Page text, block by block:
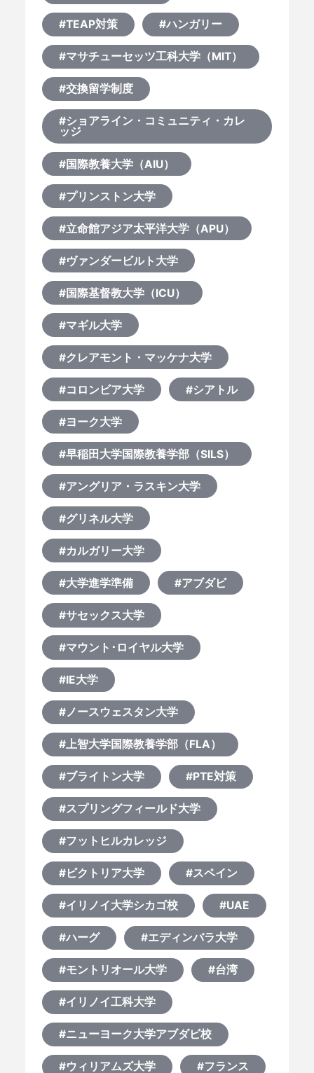
#TEAP対策 #ハンガリー
#マサチューセッツ工科大学（MIT）
#交換留学制度
#ショアライン・コミュニティ・カレ
ッジ
#国際教養大学（AIU）
#プリンストン大学
#立命館アジア太平洋大学（APU）
#ヴァンダービルト大学
#国際基督教大学（ICU）
#マギル大学
#クレアモント・マッケナ大学
#コロンビア大学 #シアトル
#ヨーク大学
#早稲田大学国際教養学部（SILS）
#アングリア・ラスキン大学
#グリネル大学
#カルガリー大学
#大学進学準備 #アブダビ
#サセックス大学
#マウント･ロイヤル大学
#IE大学
#ノースウェスタン大学
#上智大学国際教養学部（FLA）
#ブライトン大学 #PTE対策
#スプリングフィールド大学
#フットヒルカレッジ
#ビクトリア大学 #スペイン
#イリノイ大学シカゴ校 #UAE
#ハーグ #エディンバラ大学
#モントリオール大学 #台湾
#イリノイ工科大学
#ニューヨーク大学アブダビ校
#ウィリアムズ大学 #フランス